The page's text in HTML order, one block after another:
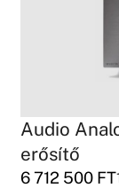
Audio
erősítő
6 712 500 FT